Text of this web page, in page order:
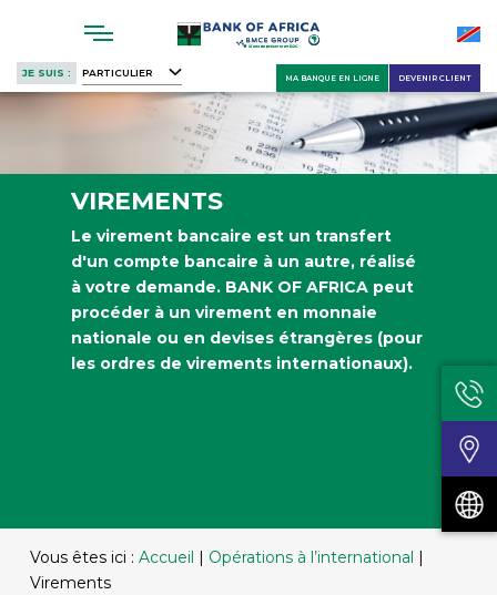
main
content
JE SUIS : PARTICULIER DEVENIR CLIENT
MA BANQUE EN LIGNE
VIREMENTS
Le virement bancaire est un transfert
d'un compte bancaire à un autre, réalisé
à votre demande. BANK OF AFRICA peut
procéder à un virement en monnaie
nationale ou en devises étrangères (pour
les ordres de virements internationaux).
Vous êtes ici : Accueil | Opérations à l’international |
Virements